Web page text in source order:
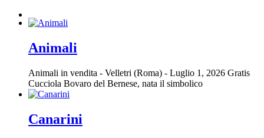
Animali
Animali in vendita - Velletri (Roma) - Luglio 1, 2026 Gratis
Cucciola Bovaro del Bernese, nata il simbolico
Canarini